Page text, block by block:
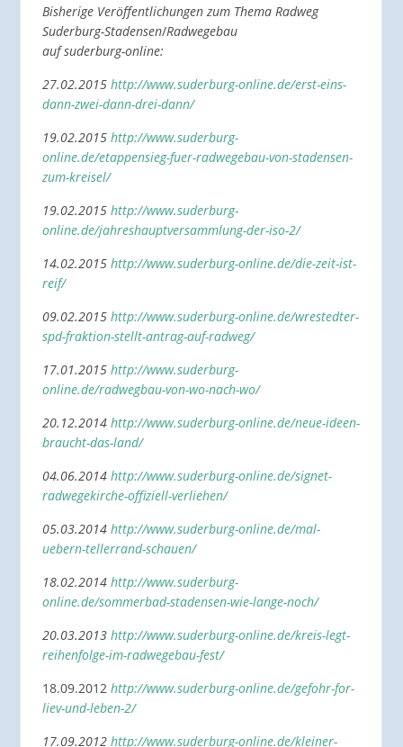
Bisherige Veröffentlichungen zum Thema Radweg
Suderburg-Stadensen/Radwegebau
auf suderburg-online:
27.02.2015 http://www.suderburg-online.de/erst-eins-
dann-zwei-dann-drei-dann/
19.02.2015 http://www.suderburg-
online.de/etappensieg-fuer-radwegebau-von-stadensen-
zum-kreisel/
19.02.2015 http://www.suderburg-
online.de/jahreshauptversammlung-der-iso-2/
14.02.2015 http://www.suderburg-online.de/die-zeit-ist-
reif/
09.02.2015 http://www.suderburg-online.de/wrestedter-
spd-fraktion-stellt-antrag-auf-radweg/
17.01.2015 http://www.suderburg-
online.de/radwegbau-von-wo-nach-wo/
20.12.2014 http://www.suderburg-online.de/neue-ideen-
braucht-das-land/
04.06.2014 http://www.suderburg-online.de/signet-
radwegekirche-offiziell-verliehen/
05.03.2014 http://www.suderburg-online.de/mal-
uebern-tellerrand-schauen/
18.02.2014 http://www.suderburg-
online.de/sommerbad-stadensen-wie-lange-noch/
20.03.2013 http://www.suderburg-online.de/kreis-legt-
reihenfolge-im-radwegebau-fest/
18.09.2012 http://www.suderburg-online.de/gefohr-for-
liev-und-leben-2/
17.09.2012 http://www.suderburg-online.de/kleiner-